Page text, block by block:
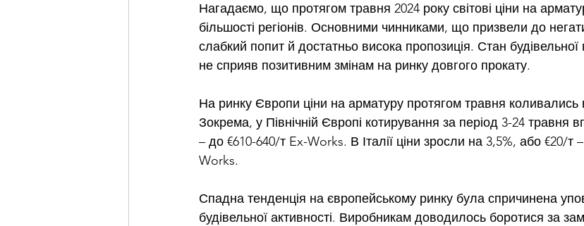
Нагадаємо, що протягом травня 2024 року світові ціни на
більшості регіонів. Основними чинниками, що призвели до
слабкий попит й достатньо висока пропозиція. Стан будівельної
не сприяв позитивним змінам на ринку довгого прокату.
На ринку Європи ціни на арматуру протягом травня коливались
Зокрема, у Північній Європі котирування за період 3-24 травня
– до €610-640/т Ex-Works. В Італії ціни зросли на 3,5%, або €20/т
Works.
Спадна тенденція на європейському ринку була спричинена
будівельної активності. Виробникам доводилось боротися за